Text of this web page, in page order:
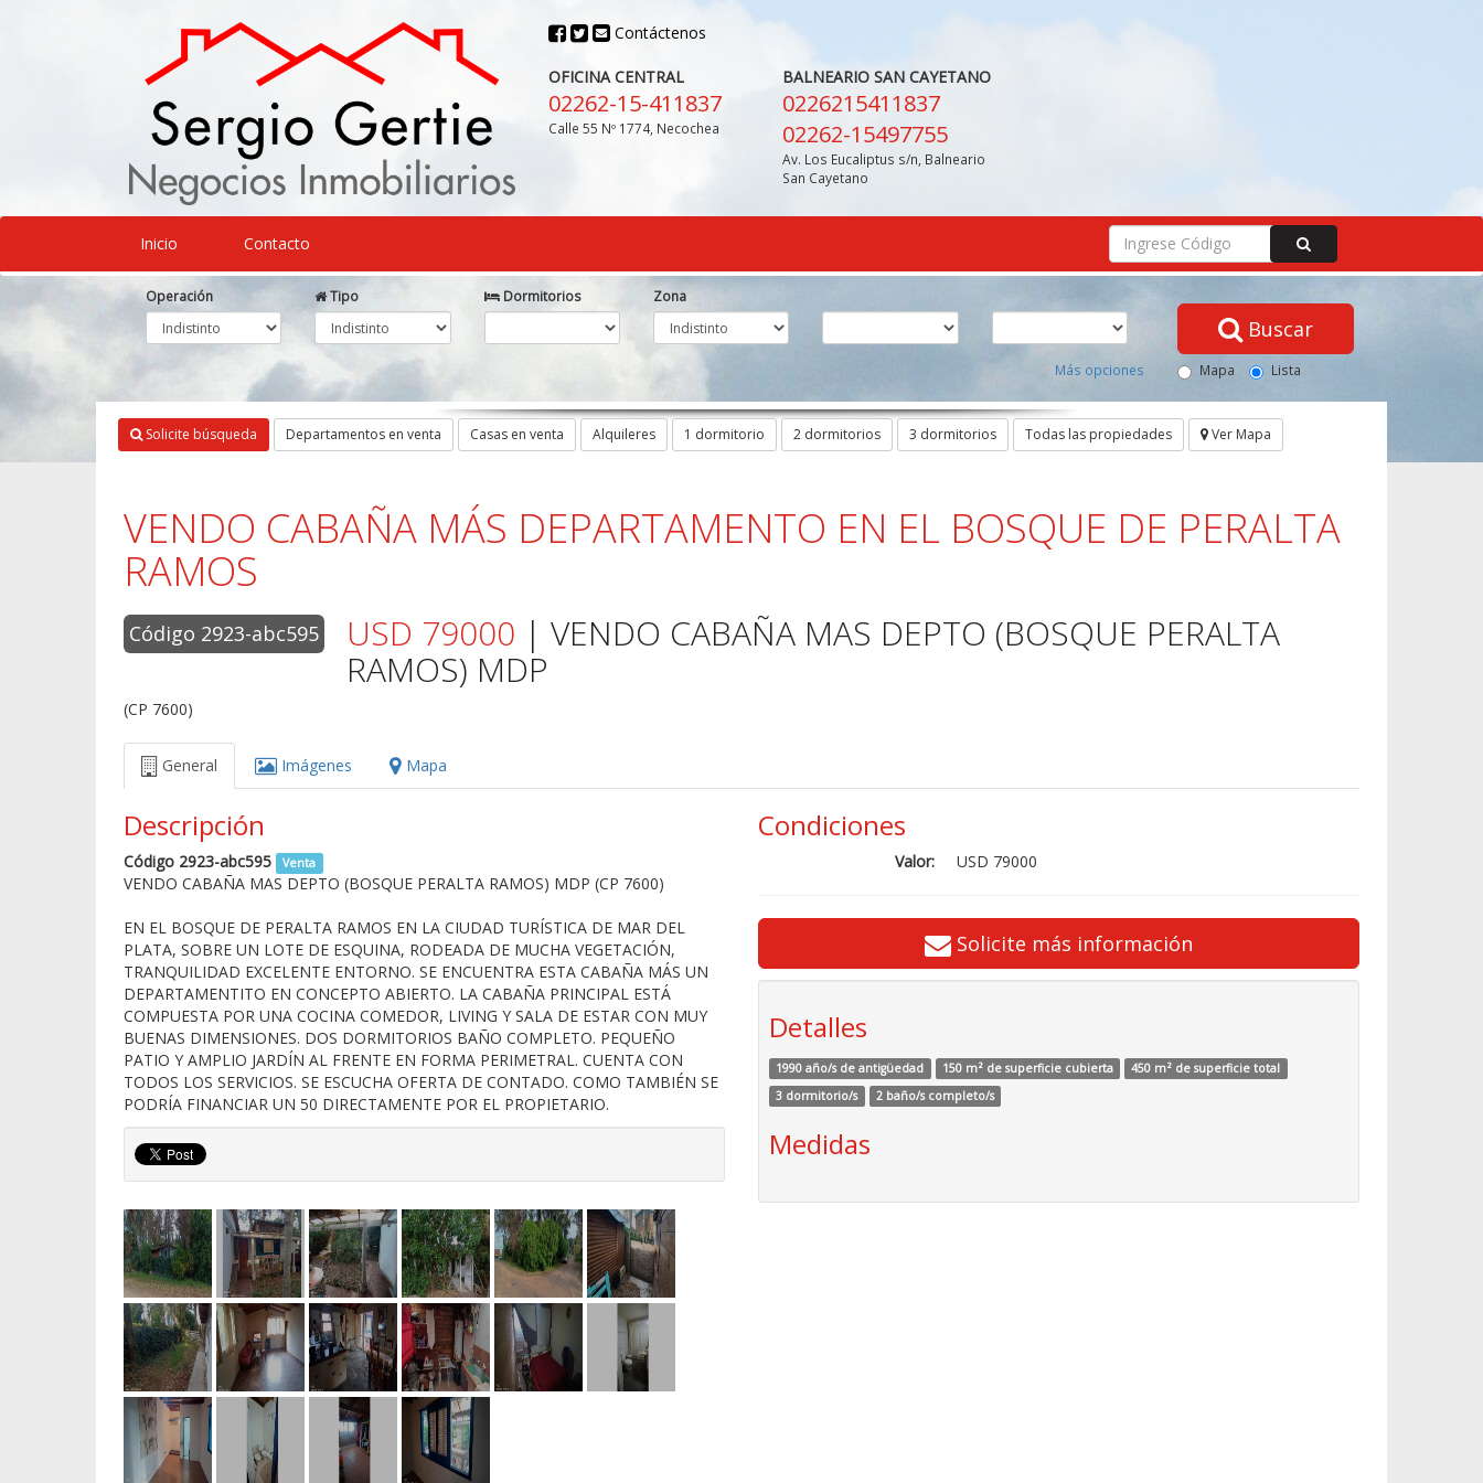
Contáctenos
OFICINA CENTRAL
02262-15-411837
Calle 55 Nº 1774, Necochea
BALNEARIO SAN CAYETANO
0226215411837
02262-15497755
Av. Los Eucaliptus s/n, Balneario
San Cayetano
Inicio Contacto
Operación Tipo Dormitorios Zona
Más opciones
Buscar
Mapa Lista
Solicite búsqueda Departamentos en venta Casas en venta Alquileres 1 dormitorio 2 dormitorios 3 dormitorios Todas las propiedades Ver Mapa
VENDO CABAÑA MÁS DEPARTAMENTO EN EL BOSQUE DE PERALTA
RAMOS
Código 2923-abc595 USD 79000 | VENDO CABAÑA MAS DEPTO (BOSQUE PERALTA
RAMOS) MDP
(CP 7600)
General Imágenes Mapa
Descripción
Código 2923-abc595 Venta
VENDO CABAÑA MAS DEPTO (BOSQUE PERALTA RAMOS) MDP (CP 7600)
EN EL BOSQUE DE PERALTA RAMOS EN LA CIUDAD TURÍSTICA DE MAR DEL
PLATA, SOBRE UN LOTE DE ESQUINA, RODEADA DE MUCHA VEGETACIÓN,
TRANQUILIDAD EXCELENTE ENTORNO. SE ENCUENTRA ESTA CABAÑA MÁS UN
DEPARTAMENTITO EN CONCEPTO ABIERTO. LA CABAÑA PRINCIPAL ESTÁ
COMPUESTA POR UNA COCINA COMEDOR, LIVING Y SALA DE ESTAR CON MUY
BUENAS DIMENSIONES. DOS DORMITORIOS BAÑO COMPLETO. PEQUEÑO
PATIO Y AMPLIO JARDÍN AL FRENTE EN FORMA PERIMETRAL. CUENTA CON
TODOS LOS SERVICIOS. SE ESCUCHA OFERTA DE CONTADO. COMO TAMBIÉN SE
PODRÍA FINANCIAR UN 50 DIRECTAMENTE POR EL PROPIETARIO.
Condiciones
Valor: USD 79000
Solicite más información
Detalles
1990 año/s de antigüedad 150 m² de superficie cubierta
450 m² de superficie total
3 dormitorio/s
2 baño/s completo/s
Medidas